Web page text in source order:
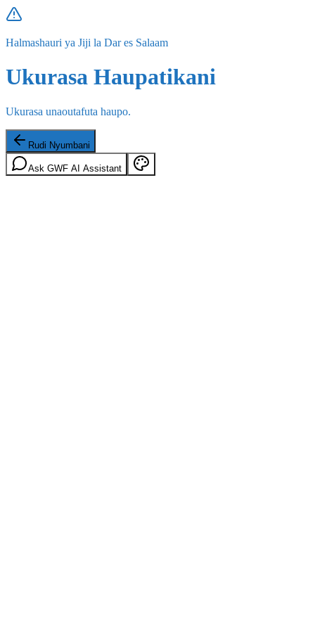
Halmashauri ya Jiji la Dar es Salaam
Ukurasa Haupatikani
Ukurasa unaoutafuta haupo.
Rudi Nyumbani
Ask GWF AI Assistant